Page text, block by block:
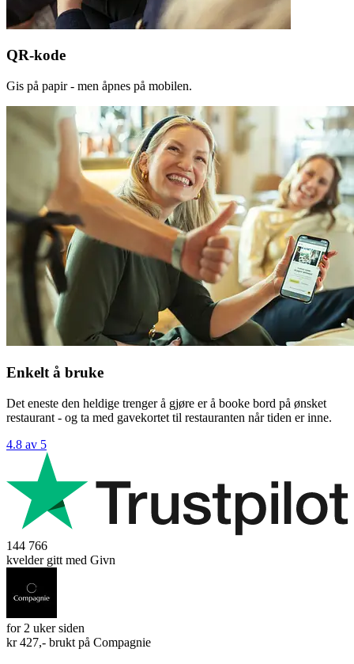
QR-kode
Gis på papir - men åpnes på mobilen.
Enkelt å bruke
Det eneste den heldige trenger å gjøre er å booke bord på ønsket
restaurant - og ta med gavekortet til restauranten når tiden er inne.
4.8 av 5
144 766
kvelder gitt med Givn
for 2 uker siden
kr 427,- brukt på Compagnie